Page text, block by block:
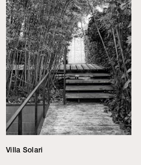
Villa Solari